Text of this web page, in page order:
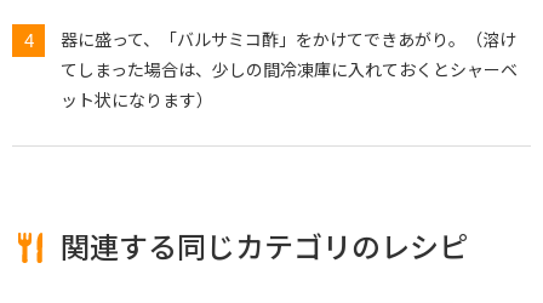
器に盛って、「バルサミコ酢」をかけてできあがり。（溶け
てしまった場合は、少しの間冷凍庫に入れておくとシャーベ
ット状になります）
関連する同じカテゴリのレシピ